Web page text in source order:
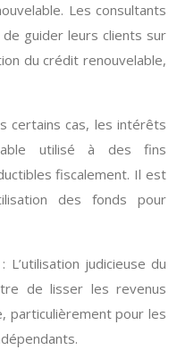
Les consultants
guider leurs clients sur
du crédit renouvelable,
certains cas, les intérêts
utilisé à des fins
fiscalement. Il est
des fonds pour
L’utilisation judicieuse du
de lisser les revenus
particulièrement pour les